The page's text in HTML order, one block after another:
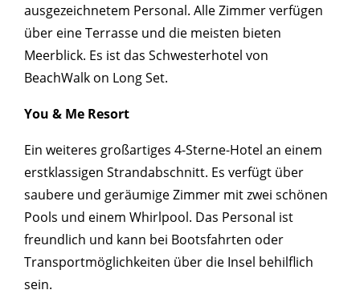
ausgezeichnetem Personal. Alle Zimmer verfügen
über eine Terrasse und die meisten bieten
Meerblick. Es ist das Schwesterhotel von
BeachWalk on Long Set.
You & Me Resort
Ein weiteres großartiges 4-Sterne-Hotel an einem
erstklassigen Strandabschnitt. Es verfügt über
saubere und geräumige Zimmer mit zwei schönen
Pools und einem Whirlpool. Das Personal ist
freundlich und kann bei Bootsfahrten oder
Transportmöglichkeiten über die Insel behilflich
sein.